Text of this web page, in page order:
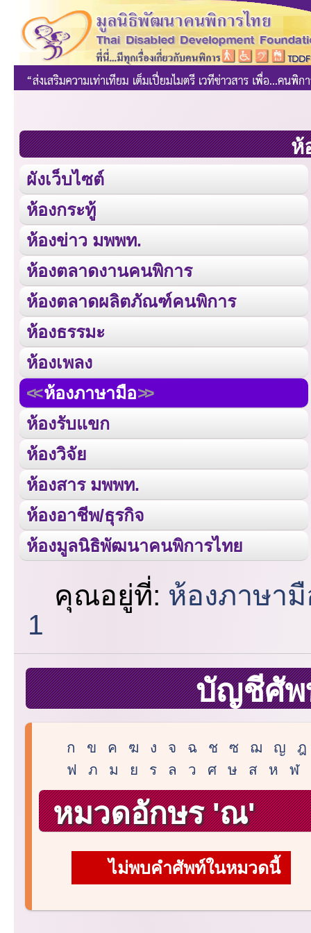
ห้
ผังเว็บไซต์
ห้องกระทู้
ห้องข่าว มพพท.
ห้องตลาดงานคนพิการ
ห้องตลาดผลิตภัณฑ์คนพิการ
ห้องธรรมะ
ห้องเพลง
ห้องภาษามือ
ห้องรับแขก
ห้องวิจัย
ห้องสาร มพพท.
ห้องอาชีพ/ธุรกิจ
ห้องมูลนิธิพัฒนาคนพิการไทย
คุณอยู่ที่: ห้องภาษา
1
บัญชีศัพ
ก ข ค ฆ ง จ ฉ ช ซ ฌ ญ
ฎ
ฟ
ภ ม ย ร ล ว ศ ษ ส ห ฬ
หมวดอักษร 'ณ'
ไม่พบคำศัพท์ในหมวดนี้